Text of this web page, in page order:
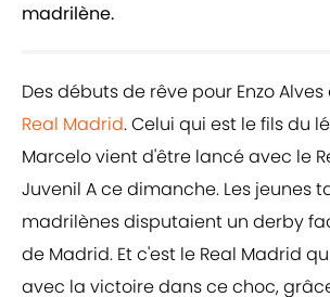
madrilène.
Des débuts de rêve pour Enzo Alves
Real Madrid. Celui qui est le fils du
Marcelo vient d'être lancé avec le
Juvenil A ce dimanche. Les jeunes
madrilènes disputaient un derby
de Madrid. Et c'est le Real Madrid
avec la victoire dans ce choc,